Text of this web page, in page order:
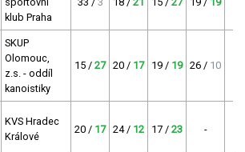
klub Praha
SKUP
Olomouc,
z.s. - oddíl
kanoistiky
15 / 27 20 / 17 19 / 19 26 / 10
KVS Hradec
Králové
20 / 17 24 / 12 17 / 23 -